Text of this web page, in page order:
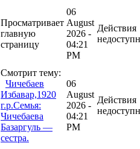
Просматривает
главную
страницу
06
August
2026 -
04:21
PM
Действия
Смотрит тему:
Чичебаев
Избавар,1920
г.р.Семья:
Чичебаева
Базаргуль —
сестра.
06
August
2026 -
04:21
PM
Действия